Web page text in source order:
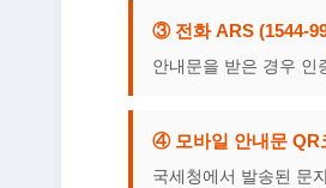
③ 전화 ARS (1544-
안내문을 받은 경우 인
④ 모바일 안내문 QR
국세청에서 발송된 문